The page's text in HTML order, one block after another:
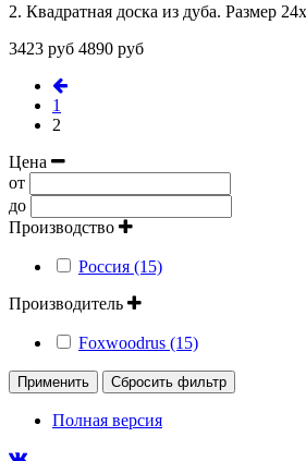
2. Квадратная доска из дуба. Размер
3423 руб 4890 руб
1
2
Цена
от
до
Производство
Россия (15)
Производитель
Foxwoodrus (15)
Применить Сбросить фильтр
Полная версия